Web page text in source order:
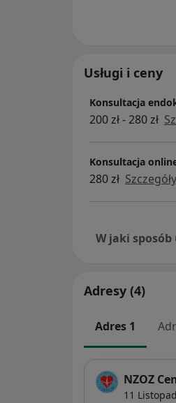
Usługi i ceny
Konsultacja
200 zł - 280 zł
Konsultacja
280 zł Szczegóły
W jaki sposób
Adresy (4)
Adres 1
NZOZ
11